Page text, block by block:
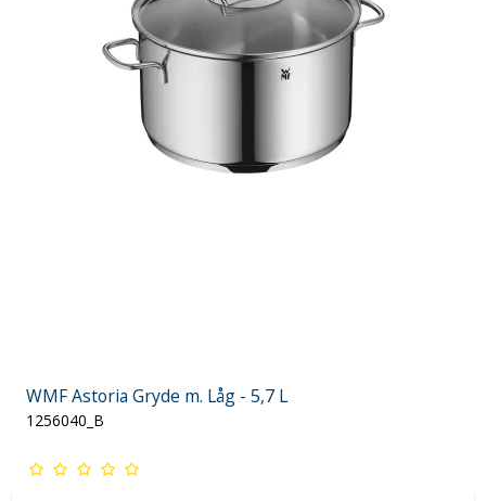
WMF Astoria Gryde m. Låg - 5,7 L
1256040_B